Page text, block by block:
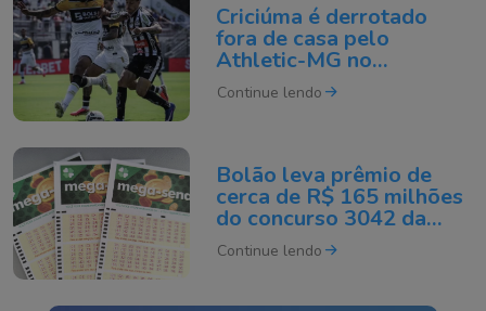
Criciúma é derrotado
fora de casa pelo
Athletic-MG no
Brasileirão da Série B
Continue lendo
Bolão leva prêmio de
cerca de R$ 165 milhões
do concurso 3042 da
Mega-Sena sorteado
neste domingo
Continue lendo